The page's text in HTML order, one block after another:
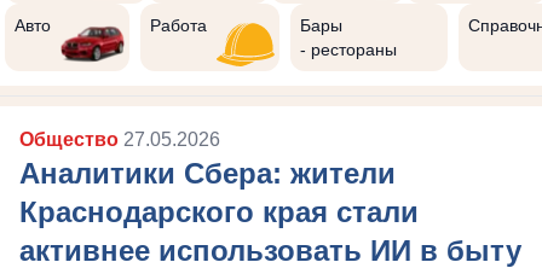
Авто Работа
Бары
- рестораны
Общество 27.05.2026
Аналитики Сбера: жители
Краснодарского края стали
активнее использовать ИИ в быту